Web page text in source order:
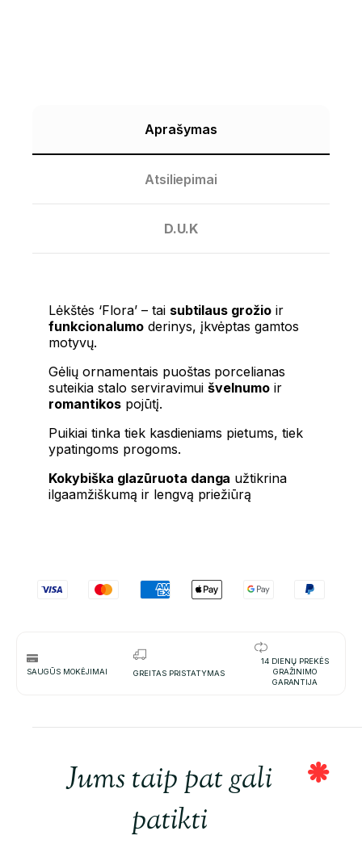
Aprašymas
Atsiliepimai
D.U.K
Lėkštės ‘Flora’ – tai subtilaus grožio ir
funkcionalumoderinys, įkvėptas gamtos
motyvų.
Gėlių ornamentais puoštas porcelianas
suteikia stalo serviravimuišvelnumo ir
romantikospojūtį.
Puikiai tinka tiek kasdieniams pietums, tiek
ypatingoms progoms.
Kokybiška glazūruota danga užtikrina
ilgaamžiškumą ir lengvą priežiūrą
SAUGŪS MOKĖJIMAI GREITAS PRISTATYMAS
14 DIENŲ PREKĖS
GRAŽINIMO
GARANTIJA
Jums taip pat gali
patikti